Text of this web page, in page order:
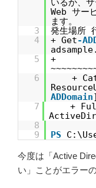
いるか、
Web サー
ます。
3
発生場所
4
+ Get-
5
+
6
+
ADDomain
7
+
8
9
PS
今度は「Active
い」ことがエラー